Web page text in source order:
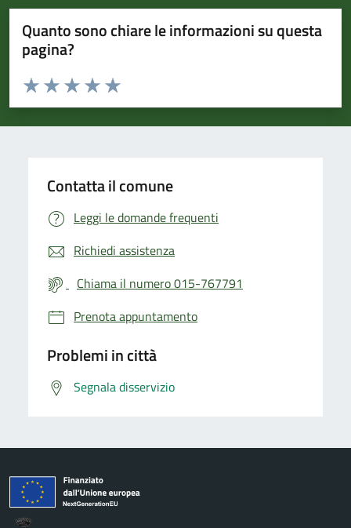
Quanto sono chiare le informazioni su questa
pagina?
Valuta da 1 a 5 stelle la pagina
Valuta 5 stelle su 5
Valuta 4 stelle su 5
Valuta 3 stelle su 5
Valuta 2 stelle su 5
Valuta 1 stelle su 5
Contatta il comune
Leggi le domande frequenti
Richiedi assistenza
Chiama il numero 015-767791
Prenota appuntamento
Problemi in città
Segnala disservizio